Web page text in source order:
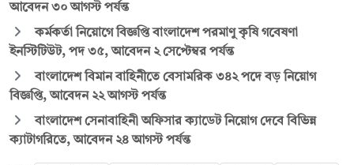
আবেদন ৩০ আগস্ট পর্যন্ত
কর্মকর্তা নিয়োগে বিজ্ঞপ্তি বাংলাদেশ পরমাণু কৃষি গবেষণা
ইনস্টিটিউট, পদ ৩৫, আবেদন ২ সেপ্টেম্বর পর্যন্ত
বাংলাদেশ বিমান বাহিনীতে বেসামরিক ৩৪২ পদে বড় নিয়োগ
বিজ্ঞপ্তি, আবেদন ২২ আগস্ট পর্যন্ত
বাংলাদেশ সেনাবাহিনী অফিসার ক্যাডেট নিয়োগ দেবে বিভিন্ন
ক্যাটাগরিতে, আবেদন ২৪ আগস্ট পর্যন্ত